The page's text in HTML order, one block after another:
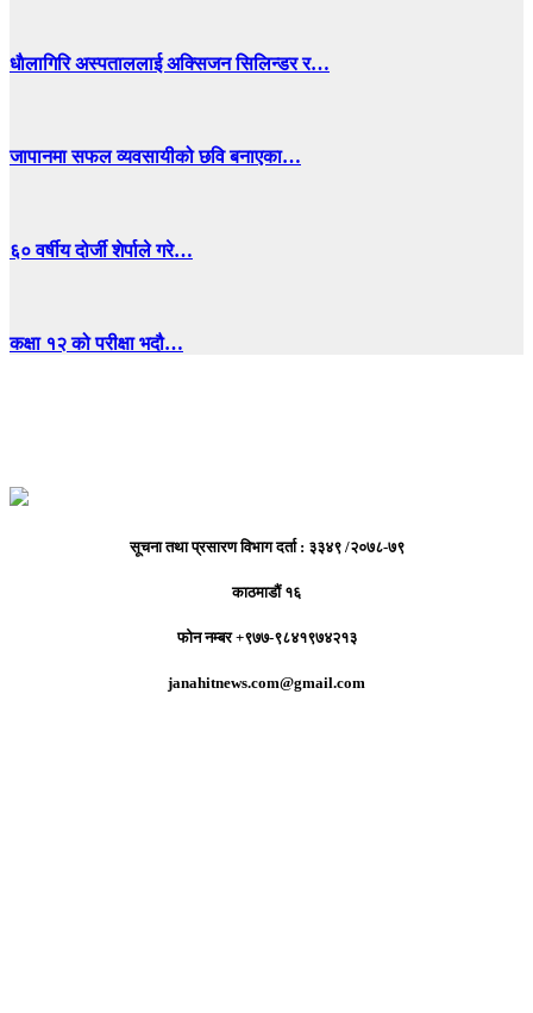
धाैलागिरि अस्पताललाई अक्सिजन सिलिन्डर र…
जापानमा सफल व्यवसायीको छवि बनाएका…
६० वर्षीय दोर्जी शेर्पाले गरे…
कक्षा १२ को परीक्षा भदौ…
सूचना तथा प्रसारण विभाग दर्ता : ३३४९ /२०७८-७९
काठमाडौं १६
फोन नम्बर +९७७-९८४१९७४२१३
janahitnews.com@gmail.com